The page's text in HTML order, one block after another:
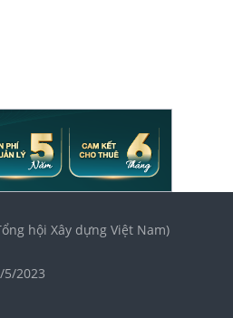
hội Xây dựng Việt Nam)
5/2023